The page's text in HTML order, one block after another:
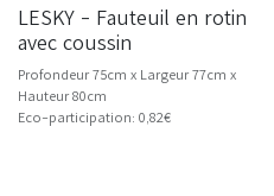
LESKY - Fauteuil en rotin
avec coussin
Profondeur 75cm x Largeur 77cm x
Hauteur 80cm
Eco-participation: 0,82€